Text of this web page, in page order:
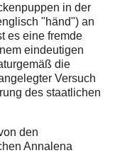
in der
"händ") an
es eine fremde
eindeutigen
die
Versuch
des staatlichen
den
Annalena